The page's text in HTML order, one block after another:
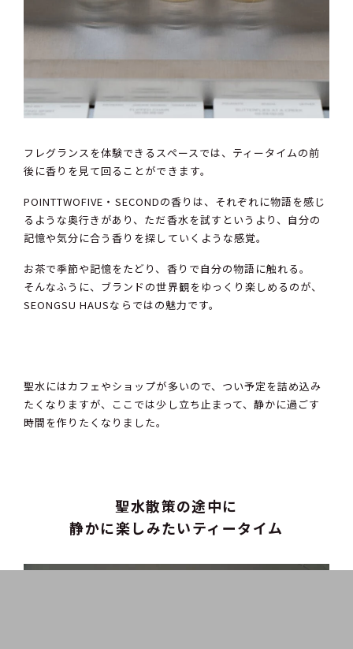
フレグランスを体験できるスペースでは、ティータイムの前
後に香りを見て回ることができます。
POINTTWOFIVE・SECONDの香りは、それぞれに物語を感じ
るような奥行きがあり、ただ香水を試すというより、自分の
記憶や気分に合う香りを探していくような感覚。
お茶で季節や記憶をたどり、香りで自分の物語に触れる。
そんなふうに、ブランドの世界観をゆっくり楽しめるのが、
SEONGSU HAUSならではの魅力です。
聖水にはカフェやショップが多いので、つい予定を詰め込み
たくなりますが、ここでは少し立ち止まって、静かに過ごす
時間を作りたくなりました。
聖水散策の途中に
静かに楽しみたいティータイム